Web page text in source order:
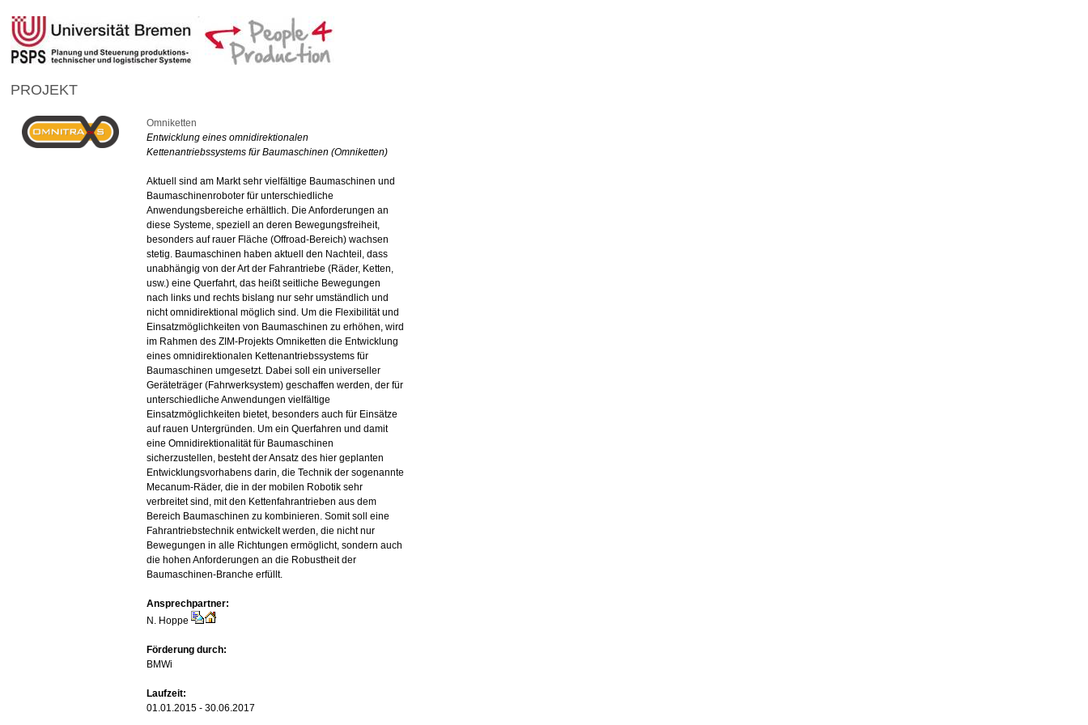
PROJEKT
Omniketten
Entwicklung eines omnidirektionalen
Kettenantriebssystems für Baumaschinen (Omniketten)
Aktuell sind am Markt sehr vielfältige Baumaschinen und
Baumaschinenroboter für unterschiedliche
Anwendungsbereiche erhältlich. Die Anforderungen an
diese Systeme, speziell an deren Bewegungsfreiheit,
besonders auf rauer Fläche (Offroad-Bereich) wachsen
stetig. Baumaschinen haben aktuell den Nachteil, dass
unabhängig von der Art der Fahrantriebe (Räder, Ketten,
usw.) eine Querfahrt, das heißt seitliche Bewegungen
nach links und rechts bislang nur sehr umständlich und
nicht omnidirektional möglich sind. Um die Flexibilität und
Einsatzmöglichkeiten von Baumaschinen zu erhöhen, wird
im Rahmen des ZIM-Projekts Omniketten die Entwicklung
eines omnidirektionalen Kettenantriebssystems für
Baumaschinen umgesetzt. Dabei soll ein universeller
Geräteträger (Fahrwerksystem) geschaffen werden, der für
unterschiedliche Anwendungen vielfältige
Einsatzmöglichkeiten bietet, besonders auch für Einsätze
auf rauen Untergründen. Um ein Querfahren und damit
eine Omnidirektionalität für Baumaschinen
sicherzustellen, besteht der Ansatz des hier geplanten
Entwicklungsvorhabens darin, die Technik der sogenannte
Mecanum-Räder, die in der mobilen Robotik sehr
verbreitet sind, mit den Kettenfahrantrieben aus dem
Bereich Baumaschinen zu kombinieren. Somit soll eine
Fahrantriebstechnik entwickelt werden, die nicht nur
Bewegungen in alle Richtungen ermöglicht, sondern auch
die hohen Anforderungen an die Robustheit der
Baumaschinen-Branche erfüllt.
Ansprechpartner:
N. Hoppe
Förderung durch:
BMWi
Laufzeit:
01.01.2015 - 30.06.2017